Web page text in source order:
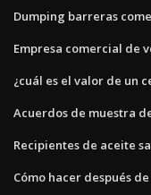
Dumping barreras
Empresa comercial de
¿cuál es el valor de un
Acuerdos de muestra
Recipientes de aceite
Cómo hacer después